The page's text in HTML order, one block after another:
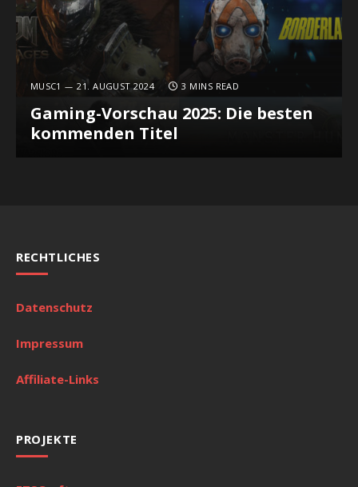
MUSC1 21. AUGUST 2024 3 MINS READ
Gaming-Vorschau 2025: Die besten
kommenden Titel
RECHTLICHES
Datenschutz
Impressum
Affiliate-Links
PROJEKTE